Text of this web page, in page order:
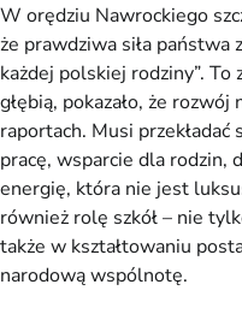
W orędziu Nawrockiego
że prawdziwa siła państwa
każdej polskiej rodziny”.
głębią, pokazało, że
raportach. Musi
pracę, wsparcie dla rodzin,
energię, która nie jest
również rolę szkół – nie
także w kształtowaniu
narodową wspólnotę.